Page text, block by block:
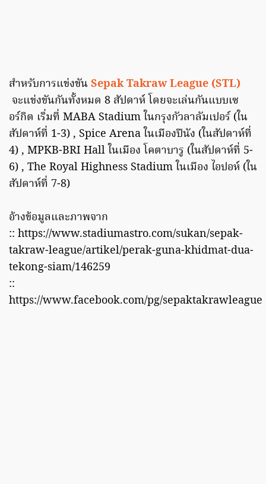
สำหรับการแข่งขันSepak Takraw League (STL)
จะแข่งขันกันทั้งหมด 8 สัปดาห์ โดยจะเล่นกันแบบเซ
อร์กิต เริ่มที่ MABA Stadium ในกรุงกัวลาลัมเปอร์ (ใน
สัปดาห์ที่ 1-3) , Spice Arena ในเมืองปีนัง (ในสัปดาห์ที่
4) , MPKB-BRI Hall ในเมือง โคตาบารู (ในสัปดาห์ที่ 5-
6) , The Royal Highness Stadium ในเมือง ไอปอห์ (ใน
สัปดาห์ที่ 7-8)
อ้างข้อมูลและภาพจาก
:: https://www.stadiumastro.com/sukan/sepak-
takraw-league/artikel/perak-guna-khidmat-dua-
tekong-siam/146259
::
https://www.facebook.com/pg/sepaktakrawleague